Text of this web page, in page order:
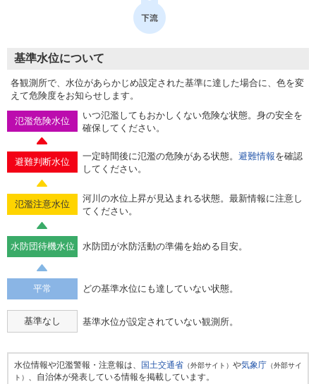
基準水位について
各観測所で、水位があらかじめ設定された基準に達した場合に、色を変
えて危険度をお知らせします。
氾濫危険水位
いつ氾濫してもおかしくない危険な状態。身の安全を
確保してください。
避難判断水位
一定時間後に氾濫の危険がある状態。 避難情報を確認
してください。
氾濫注意水位
河川の水位上昇が見込まれる状態。最新情報に注意し
てください。
水防団待機水位 水防団が水防活動の準備を始める目安。
平常 どの基準水位にも達していない状態。
基準なし 基準水位が設定されていない観測所。
水位情報や氾濫警報・注意報は、 国土交通省 （外部サイト） や気象庁 （外部サイ
ト） 、自治体が発表している情報を掲載しています。